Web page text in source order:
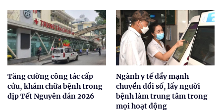
Tăng cường công tác cấp
cứu, khám chữa bệnh trong
dịp Tết Nguyên đán 2026
Ngành y tế đẩy mạnh
chuyển đổi số, lấy người
bệnh làm trung tâm trong
mọi hoạt động